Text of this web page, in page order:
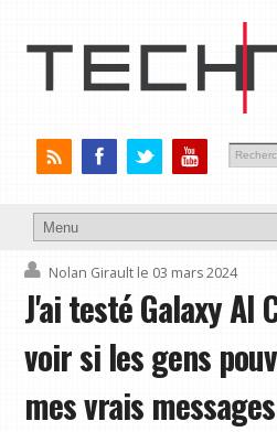
Nolan Girault le 03 mars 2024
J'ai testé Galaxy AI
voir si les gens
mes vrais